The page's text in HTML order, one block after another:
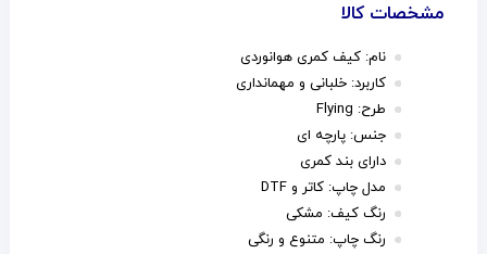
مشخصات کالا
نام: کیف کمری هوانوردی
کاربرد: خلبانی و مهمانداری
طرح: Flying
جنس: پارچه ای
دارای بند کمری
مدل چاپ: کاتر و DTF
رنگ کیف: مشکی
رنگ چاپ: متنوع و رنگی